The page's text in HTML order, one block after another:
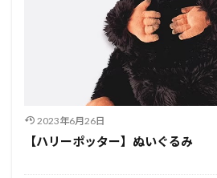
2023年6月26日
【ハリーポッター】ぬいぐるみ